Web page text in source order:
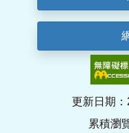
更新日期
累積瀏